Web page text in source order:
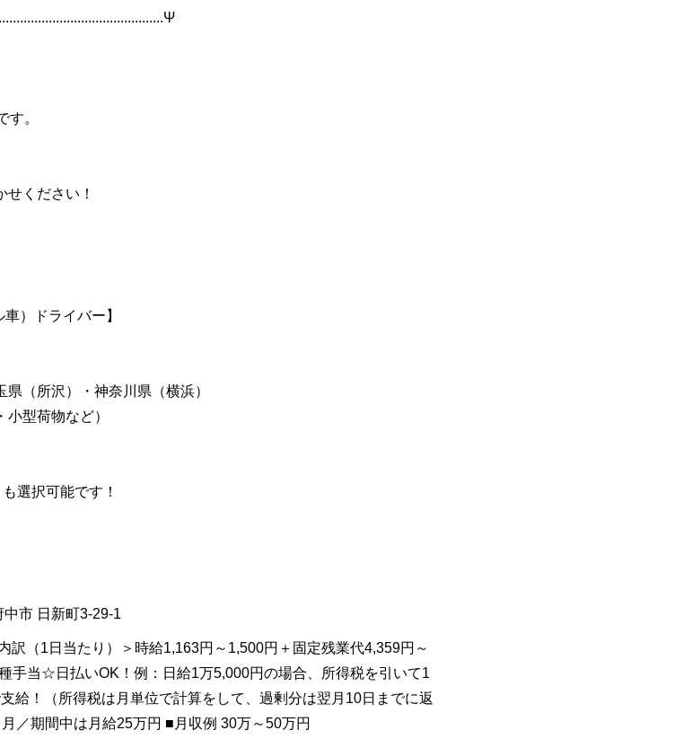
す。
ください！
）ドライバー】
（所沢）・神奈川県（横浜）
型荷物など）
選択可能です！
中市 日新町3-29-1
訳（1日当たり）＞時給1,163円～1,500円＋固定残業代4,359円～
手当☆日払いOK！例：日給1万5,000円の場合、所得税を引いて1
給！（所得税は月単位で計算をして、過剰分は翌月10日までに返
／期間中は月給25万円 ■月収例 30万～50万円